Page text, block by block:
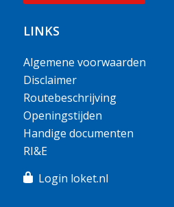
LINKS
Algemene voorwaarden
Disclaimer
Routebeschrijving
Openingstijden
Handige documenten
RI&E
Login loket.nl